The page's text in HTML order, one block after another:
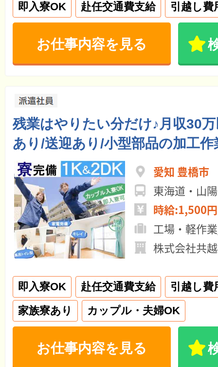
即入寮OK 赴任交通費支給 引越し費
お仕事内容を見る
残業はやりたい分だけ♪月収30
あり/送迎あり/小型部品の加工作
愛知 豊橋市
東海道・山
時給:1,500
工場・軽作
株式会社共
即入寮OK 赴任交通費支給
引越し費
家族寮あり
カップル・夫婦OK
お仕事内容を見る